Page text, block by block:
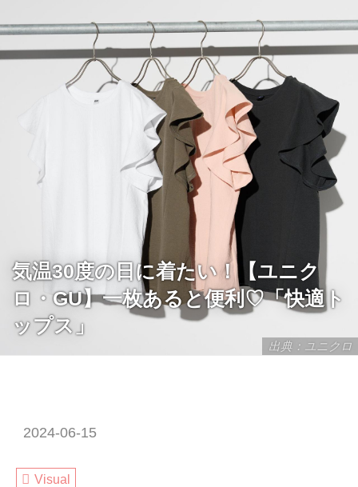
出典：ユニクロ
気温30度の日に着たい！【ユニク
ロ・GU】一枚あると便利♡「快適ト
ップス」
2024-06-15
Visual